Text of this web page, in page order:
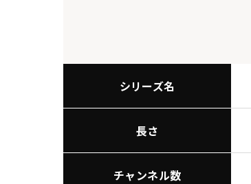
シリーズ名
長さ
チャンネル数